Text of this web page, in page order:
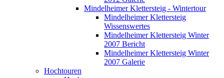
Mindelheimer Klettersteig - Wintertour
Mindelheimer Klettersteig
Wissenswertes
Mindelheimer Klettersteig Winter
2007 Bericht
Mindelheimer Klettersteig Winter
2007 Galerie
Hochtouren